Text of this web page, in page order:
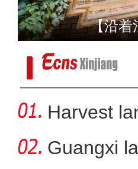
“沿着
【沿着
Harvest
Guangxi